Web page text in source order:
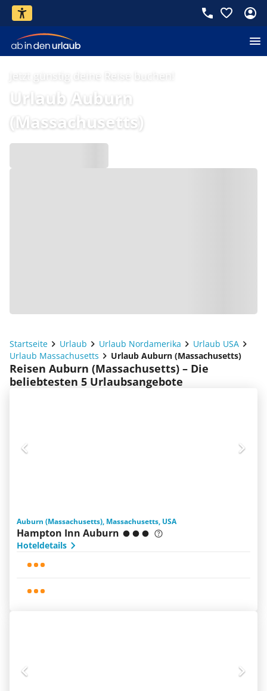
Jetzt günstig deine Reise buchen!
Urlaub Auburn
(Massachusetts)
Startseite Urlaub Urlaub Nordamerika
Urlaub USA
Urlaub Massachusetts
Urlaub Auburn (Massachusetts)
Reisen Auburn (Massachusetts) – Die
beliebtesten 5 Urlaubsangebote
Auburn (Massachusetts), Massachusetts, USA
Hampton Inn Auburn
Hoteldetails